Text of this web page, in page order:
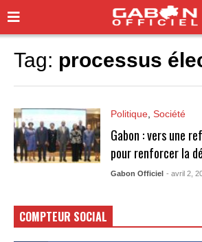
Tag: processus
Politique, Société
Gabon : vers une
pour renforcer la
Gabon Officiel - avril 2,
COMPTEUR SOCIAL